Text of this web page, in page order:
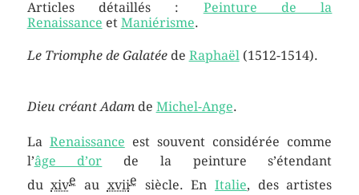
Articles détaillés : Peinture de la
Renaissance et Maniérisme.
Le Triomphe de Galatéede Raphaël (1512-1514).
Dieu créant Adam de Michel-Ange.
La Renaissance est souvent considérée comme
l’âge d’or de la peinture s’étendant
duxive au xviie siècle. En Italie, des artistes